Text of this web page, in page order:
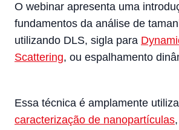
O webinar apresenta uma
fundamentos da análise de
utilizando DLS, sigla para
Scattering, ou espalhamento
Essa técnica é amplamente
caracterização de nanopartículas